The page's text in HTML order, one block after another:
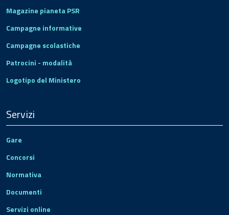
Magazine pianeta PSR
Campagne informative
Campagne scolastiche
Patrocini - modalità
Logotipo del Ministero
Servizi
Gare
Concorsi
Normativa
Documenti
Servizi online